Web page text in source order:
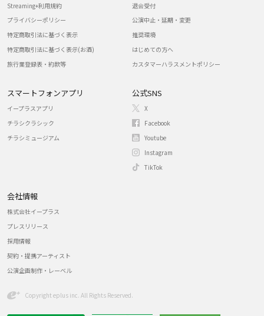
Streaming+利用規約
プライバシーポリシー
特定商取引法に基づく表示
特定商取引法に基づく表示(お酒)
旅行業登録表・約款等
退会受付
公演中止・延期・変更
推奨環境
はじめての方へ
カスタマーハラスメントポリシー
スマートフォンアプリ
イープラスアプリ
チラシクラシック
チラシミュージアム
公式SNS
X
Facebook
Youtube
Instagram
TikTok
会社情報
株式会社イープラス
プレスリリース
採用情報
契約・提携アーティスト
公演企画制作・レーベル
Copyright eplus inc. All Rights Reserved.